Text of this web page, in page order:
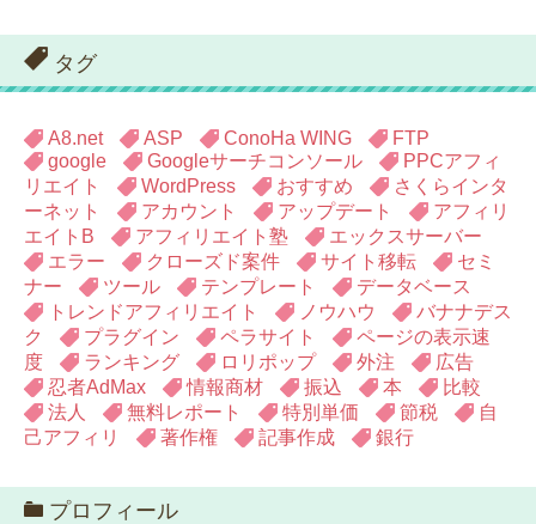
ゴ
リ
ー
タグ
A8.net ASP ConoHa WING
FTP
google
Googleサーチコンソール
PPCアフィ
リエイト
WordPress おすすめ
さくらインタ
ーネット
アカウント アップデート
アフィリ
エイトB
アフィリエイト塾
エックスサーバー
エラー
クローズド案件 サイト移転
セミ
ナー
ツール テンプレート
データベース
トレンドアフィリエイト
ノウハウ
バナナデス
ク
プラグイン ペラサイト
ページの表示速
度
ランキング ロリポップ 外注
広告
忍者AdMax
情報商材 振込 本
比較
法人
無料レポート 特別単価 節税
自
己アフィリ
著作権 記事作成 銀行
プロフィール